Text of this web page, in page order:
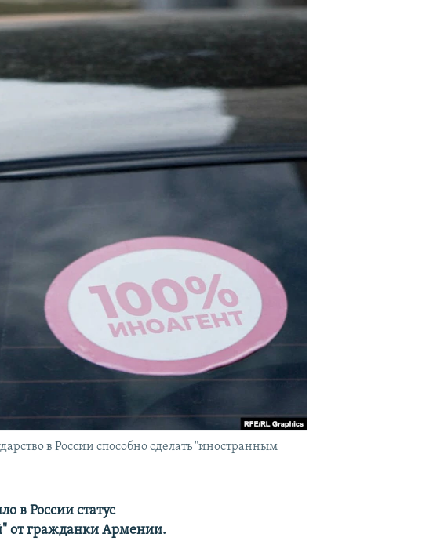
в России способно сделать "иностранным
в России статус
от гражданки Армении.